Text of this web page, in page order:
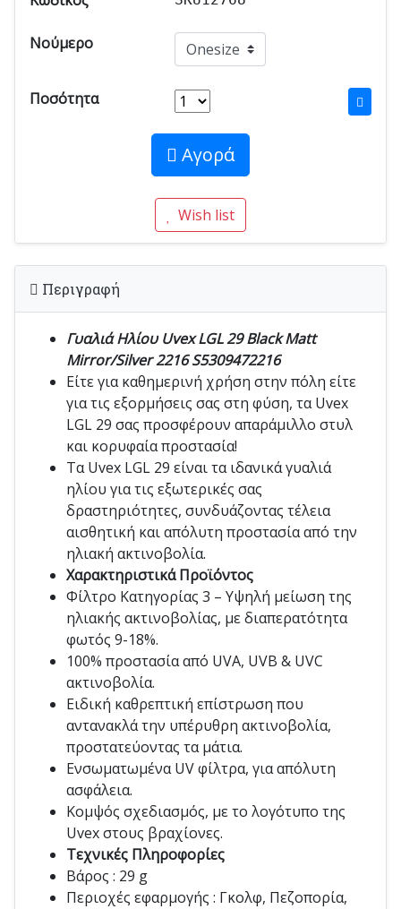
Νούμερο
Ποσότητα
Αγορά
Wish list
Περιγραφή
Γυαλιά Ηλίου Uvex LGL 29 Black Matt
Mirror/Silver 2216 S5309472216
Είτε για καθημερινή χρήση στην πόλη είτε
για τις εξορμήσεις σας στη φύση, τα Uvex
LGL 29 σας προσφέρουν απαράμιλλο στυλ
και κορυφαία προστασία!
Τα Uvex LGL 29 είναι τα ιδανικά γυαλιά
ηλίου για τις εξωτερικές σας
δραστηριότητες, συνδυάζοντας τέλεια
αισθητική και απόλυτη προστασία από την
ηλιακή ακτινοβολία.
Χαρακτηριστικά Προϊόντος
Φίλτρο Κατηγορίας 3 – Υψηλή μείωση της
ηλιακής ακτινοβολίας, με διαπερατότητα
φωτός 9-18%.
100% προστασία από UVA, UVB & UVC
ακτινοβολία.
Ειδική καθρεπτική επίστρωση που
αντανακλά την υπέρυθρη ακτινοβολία,
προστατεύοντας τα μάτια.
Ενσωματωμένα UV φίλτρα, για απόλυτη
ασφάλεια.
Κομψός σχεδιασμός, με το λογότυπο της
Uvex στους βραχίονες.
Τεχνικές Πληροφορίες
Βάρος : 29 g
Περιοχές εφαρμογής : Γκολφ, Πεζοπορία,